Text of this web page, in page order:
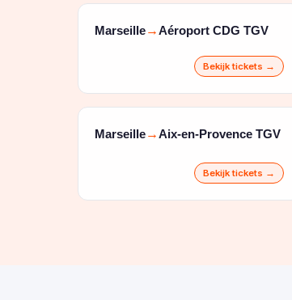
Marseille→Aéroport CDG TGV
Bekijk tickets →
Marseille→Aix-en-Provence TGV
Bekijk tickets →